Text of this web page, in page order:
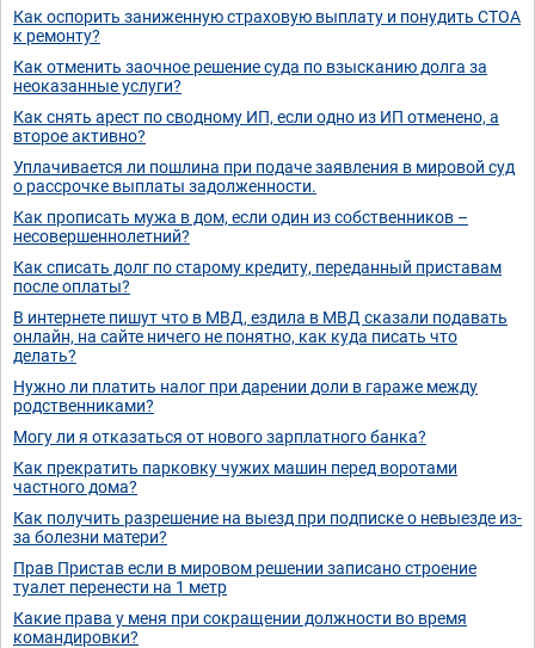
Как оспорить заниженную страховую выплату и понудить СТОА
к ремонту?
Как отменить заочное решение суда по взысканию долга за
неоказанные услуги?
Как снять арест по сводному ИП, если одно из ИП отменено, а
второе активно?
Уплачивается ли пошлина при подаче заявления в мировой суд
о рассрочке выплаты задолженности.
Как прописать мужа в дом, если один из собственников –
несовершеннолетний?
Как списать долг по старому кредиту, переданный приставам
после оплаты?
В интернете пишут что в МВД, ездила в МВД сказали подавать
онлайн, на сайте ничего не понятно, как куда писать что
делать?
Нужно ли платить налог при дарении доли в гараже между
родственниками?
Могу ли я отказаться от нового зарплатного банка?
Как прекратить парковку чужих машин перед воротами
частного дома?
Как получить разрешение на выезд при подписке о невыезде из-
за болезни матери?
Прав Пристав если в мировом решении записано строение
туалет перенести на 1 метр
Какие права у меня при сокращении должности во время
командировки?